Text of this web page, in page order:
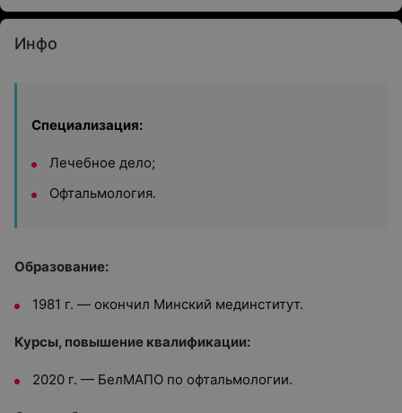
Инфо
Специализация:
Лечебное дело;
Офтальмология.
Образование:
1981 г. — окончил Минский мединститут.
Курсы, повышение квалификации:
2020 г. — БелМАПО по офтальмологии.